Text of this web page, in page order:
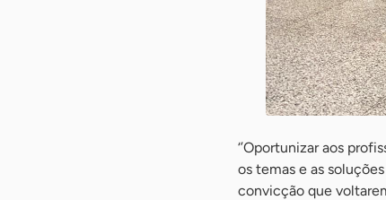
‘’Oportunizar aos
os temas e as
convicção que